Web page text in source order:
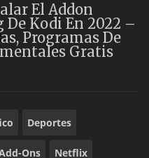
El Addon
Kodi En 2022 –
Programas De
Gratis
Deportes
Ons Netflix